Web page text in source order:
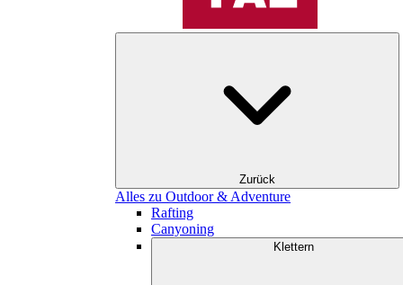
Zurück
Alles zu Outdoor & Adventure
Rafting
Canyoning
Klettern